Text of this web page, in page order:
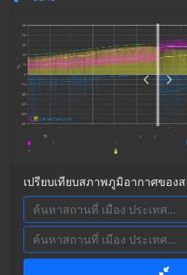
เปรียบเทียบสภาพภูมิอากาศของ